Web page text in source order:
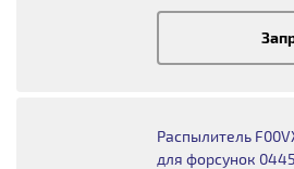
Распылитель
для форсунок